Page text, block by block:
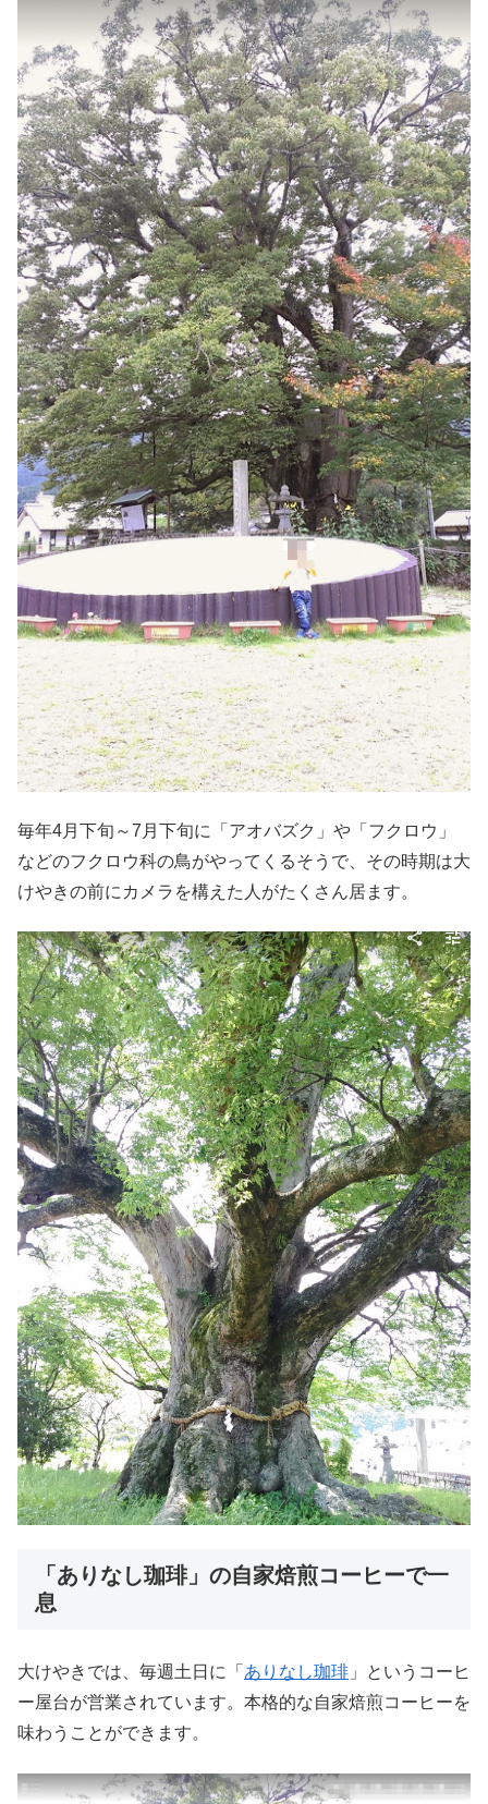
毎年4月下旬～7月下旬に「アオバズク」や「フクロウ」
などのフクロウ科の鳥がやってくるそうで、その時期は大
けやきの前にカメラを構えた人がたくさん居ます。
「ありなし珈琲」の自家焙煎コーヒーで一
息
大けやきでは、毎週土日に「 ありなし珈琲 」というコーヒ
ー屋台が営業されています。本格的な自家焙煎コーヒーを
味わうことができます。